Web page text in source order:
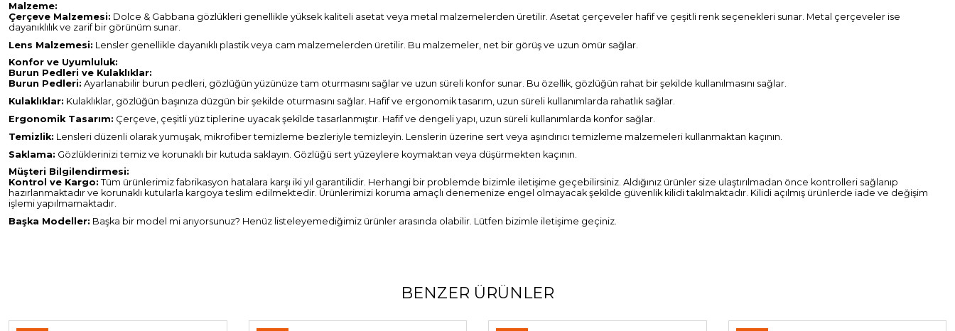
Malzeme:
Çerçeve Malzemesi: Dolce & Gabbana gözlükleri genellikle yüksek kaliteli asetat veya metal malzemelerden üretilir. Asetat çerçeveler hafif ve çeşitli renk seçenekleri sunar. Metal çerçeveler ise
dayanıklılık ve zarif bir görünüm sunar.
Lens Malzemesi: Lensler genellikle dayanıklı plastik veya cam malzemelerden üretilir. Bu malzemeler, net bir görüş ve uzun ömür sağlar.
Konfor ve Uyumluluk:
Burun Pedleri ve Kulaklıklar:
Burun Pedleri: Ayarlanabilir burun pedleri, gözlüğün yüzünüze tam oturmasını sağlar ve uzun süreli konfor sunar. Bu özellik, gözlüğün rahat bir şekilde kullanılmasını sağlar.
Kulaklıklar: Kulaklıklar, gözlüğün başınıza düzgün bir şekilde oturmasını sağlar. Hafif ve ergonomik tasarım, uzun süreli kullanımlarda rahatlık sağlar.
Ergonomik Tasarım: Çerçeve, çeşitli yüz tiplerine uyacak şekilde tasarlanmıştır. Hafif ve dengeli yapı, uzun süreli kullanımlarda konfor sağlar.
Temizlik: Lensleri düzenli olarak yumuşak, mikrofiber temizleme bezleriyle temizleyin. Lenslerin üzerine sert veya aşındırıcı temizleme malzemeleri kullanmaktan kaçının.
Saklama: Gözlüklerinizi temiz ve korunaklı bir kutuda saklayın. Gözlüğü sert yüzeylere koymaktan veya düşürmekten kaçının.
Müşteri Bilgilendirmesi:
Kontrol ve Kargo: Tüm ürünlerimiz fabrikasyon hatalara karşı iki yıl garantilidir. Herhangi bir problemde bizimle iletişime geçebilirsiniz. Aldığınız ürünler size ulaştırılmadan önce kontrolleri sağlanıp
hazırlanmaktadır ve korunaklı kutularla kargoya teslim edilmektedir. Ürünlerimizi koruma amaçlı denemenize engel olmayacak şekilde güvenlik kilidi takılmaktadır. Kilidi açılmış ürünlerde iade ve değişim
işlemi yapılmamaktadır.
Başka Modeller: Başka bir model mi arıyorsunuz? Henüz listeleyemediğimiz ürünler arasında olabilir. Lütfen bizimle iletişime geçiniz.
BENZER ÜRÜNLER